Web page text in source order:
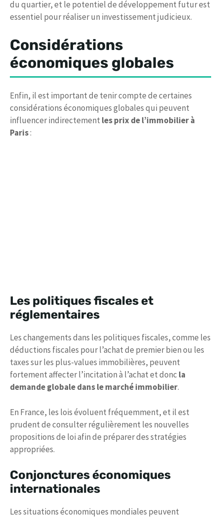
du quartier, et le potentiel de développement futur est
essentiel pour réaliser un investissement judicieux.
Considérations
économiques globales
Enfin, il est important de tenir compte de certaines
considérations économiques globales qui peuvent
influencer indirectement les prix de l’immobilier à
Paris:
Les politiques fiscales et
réglementaires
Les changements dans les politiques fiscales, comme les
déductions fiscales pour l’achat de premier bien ou les
taxes sur les plus-values immobilières, peuvent
fortement affecter l’incitation à l’achat et donc la
demande globale dans le marché immobilier.
En France, les lois évoluent fréquemment, et il est
prudent de consulter régulièrement les nouvelles
propositions de loi afin de préparer des stratégies
appropriées.
Conjonctures économiques
internationales
Les situations économiques mondiales peuvent